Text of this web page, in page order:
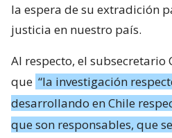
la espera de su extradición
justicia en nuestro país.
Al respecto, el subsecretario
que “la investigación
desarrollando en Chile
que son responsables, que